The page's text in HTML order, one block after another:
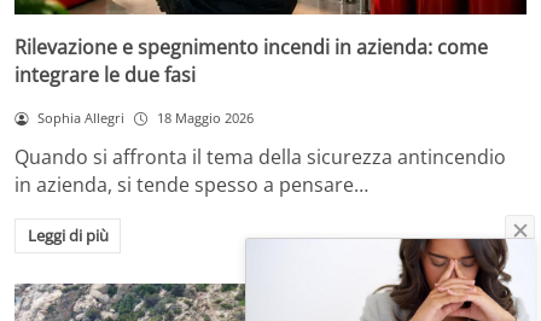
Rilevazione e spegnimento incendi in azienda: come
integrare le due fasi
Sophia Allegri 18 Maggio 2026
Quando si affronta il tema della sicurezza antincendio
in azienda, si tende spesso a pensare…
Leggi di più